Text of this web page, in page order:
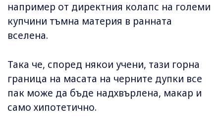
например от директния колапс на големи
купчини тъмна материя в ранната
вселена.
Така че, според някои учени, тази горна
граница на масата на черните дупки все
пак може да бъде надхвърлена, макар и
само хипотетично.